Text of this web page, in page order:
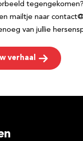
mailtje naar
van jullie
verhaal